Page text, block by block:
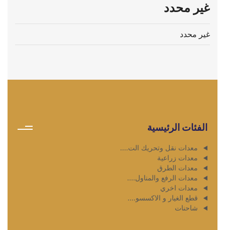
غير محدد
غير محدد
الفئات الرئيسية
معدات نقل وتحريك الت....
معدات زراعية
معدات الطرق
معدات الرفع والمناول....
معدات اخري
قطع الغيار و الاكسسو....
شاحنات